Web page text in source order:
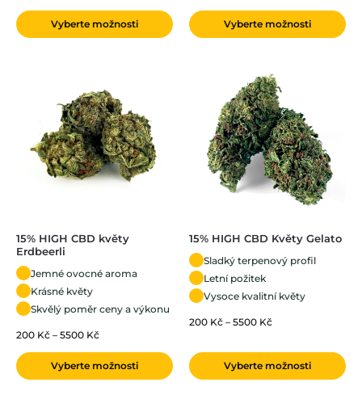
Vyberte možnosti Vyberte možnosti
15% HIGH CBD květy
Erdbeerli
Jemné ovocné aroma
Krásné květy
Skvělý poměr ceny a výkonu
200 Kč – 5500 Kč
Vyberte možnosti
15% HIGH CBD Květy Gelato
Sladký terpenový profil
Letní požitek
Vysoce kvalitní květy
200 Kč – 5500 Kč
Vyberte možnosti